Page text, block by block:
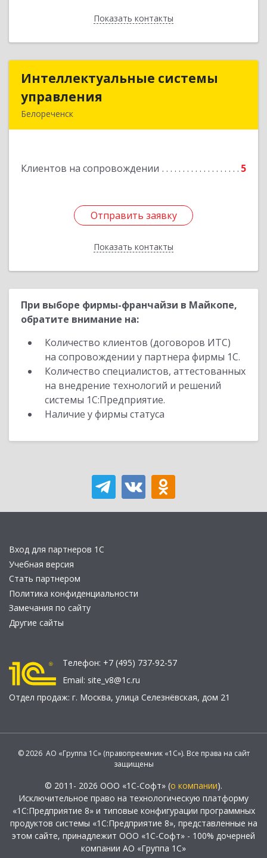
Показать контакты
Назад
Интеллектуальные системы
управления
Белореченск
Клиентов на сопровождении 5
Отправить заявку
Показать контакты
Интеллектуальные системы
Подробнее
Отправить заявку
Назад
При выборе фирмы-франчайзи в Майкопе,
обратите внимание на:
Количество клиентов (договоров ИТС)
на сопровождении у партнера фирмы 1С.
Количество специалистов, аттестованных
на внедрение технологий и решений
системы 1С:Предприятие.
Наличие у фирмы статуса
Вход для партнеров 1С
Учебная версия
Стать партнером
Политика конфиденциальности
Замечания по сайту
Другие сайты
Телефон: +7 (495) 737-92-57
Email: site_v8@1c.ru
Отдел продаж: г. Москва, улица Селезнёвская, дом 21
© 2026 АО «Группа 1С» (правопреемник «1С»). Все права на сайт
защищены
© 2011- 2026 ООО «1С-Софт» (о компании).
Исключительное право на технологическую платформу
«1С:Предприятие 8» и типовые конфигурации программных
продуктов системы «1С:Предприятие 8», представленные на
этом сайте, принадлежит ООО «1С-Софт» - 100% дочерней
компании АО «Группа 1С»